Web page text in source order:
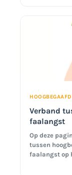
Verband
faalangst
Op deze
tussen
faalangst op